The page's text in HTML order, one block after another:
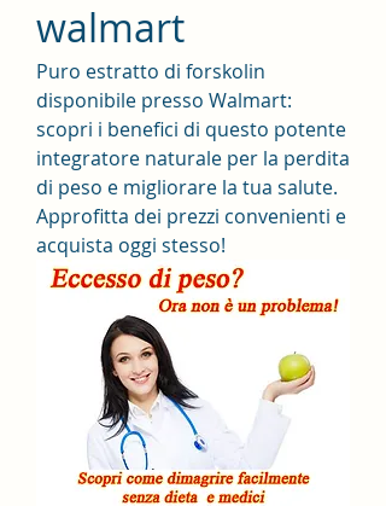
walmart
Puro estratto di forskolin
disponibile presso Walmart:
scopri i benefici di questo potente
integratore naturale per la perdita
di peso e migliorare la tua salute.
Approfitta dei prezzi convenienti e
acquista oggi stesso!